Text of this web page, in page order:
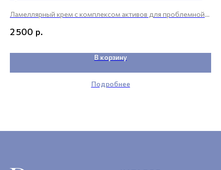
Ламеллярный крем с комплексом активов для проблемной
2 500 р.
Подробнее
В корзину